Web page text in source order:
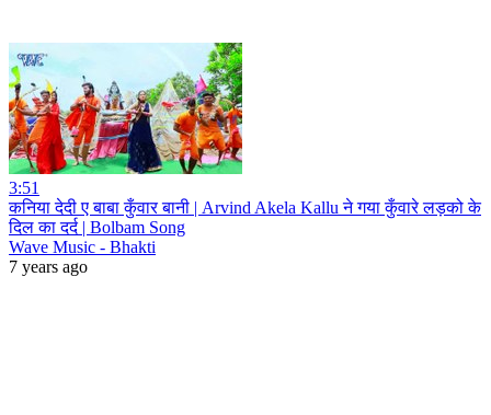
3:51
कनिया देदी ए बाबा कुँवार बानी | Arvind Akela Kallu ने गया कुँवारे लड़को के
दिल का दर्द | Bolbam Song
Wave Music - Bhakti
7 years ago